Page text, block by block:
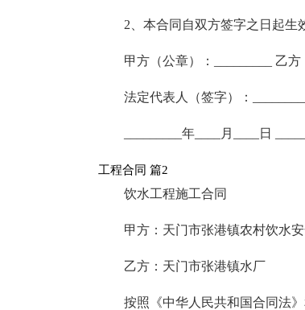
2、本合同自双方签字之日起生
甲方（公章）：_________ 乙方
法定代表人（签字）：
_________年____月____日
工程合同 篇2
饮水工程施工合同
甲方：天门市张港镇农村饮水
乙方：天门市张港镇水厂
按照《中华人民共和国合同法